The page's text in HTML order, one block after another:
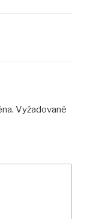
Vyžadované